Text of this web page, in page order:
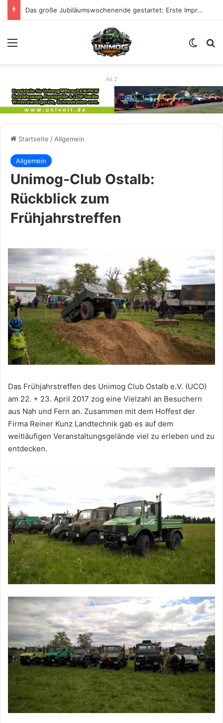
Das große Jubiläumswochenende gestartet: Erste Impressionen zu 80 Jahre Unimog
Skin
Ad 2
Startseite /Allgemein
Allgemein
Unimog-Club Ostalb:
Rückblick zum
Frühjahrstreffen
Das Frühjahrstreffen des Unimog Club Ostalb e.V. (UCO)
am 22. + 23. April 2017 zog eine Vielzahl an Besuchern
aus Nah und Fern an. Zusammen mit dem Hoffest der
Firma Reiner Kunz Landtechnik gab es auf dem
weitläufigen Veranstaltungsgelände viel zu erleben und zu
entdecken.